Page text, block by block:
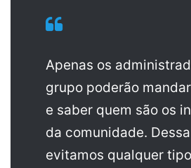
Apenas os
grupo poderão
e saber quem são os
da comunidade.
evitamos qualquer